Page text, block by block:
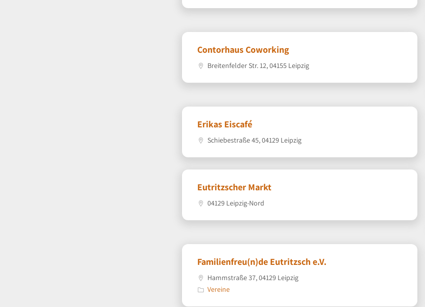
Contorhaus Coworking
Breitenfelder Str. 12, 04155 Leipzig
Erikas Eiscafé
Schiebestraße 45, 04129 Leipzig
Eutritzscher Markt
04129 Leipzig-Nord
Familienfreu(n)de Eutritzsch e.V.
Hammstraße 37, 04129 Leipzig
Vereine